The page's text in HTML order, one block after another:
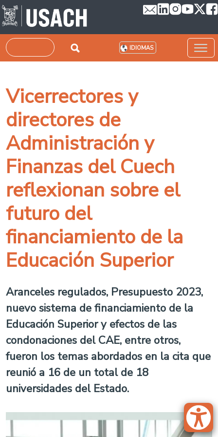
Pasar al contenido principal
Buscar IDIOMAS
Vicerrectores y
directores de
Administración y
Finanzas del Cuech
reflexionan sobre el
futuro del
financiamiento de la
Educación Superior
Aranceles regulados, Presupuesto 2023,
nuevo sistema de financiamiento de la
Educación Superior y efectos de las
condonaciones del CAE, entre otros,
fueron los temas abordados en la cita que
reunió a 16 de un total de 18
universidades del Estado.